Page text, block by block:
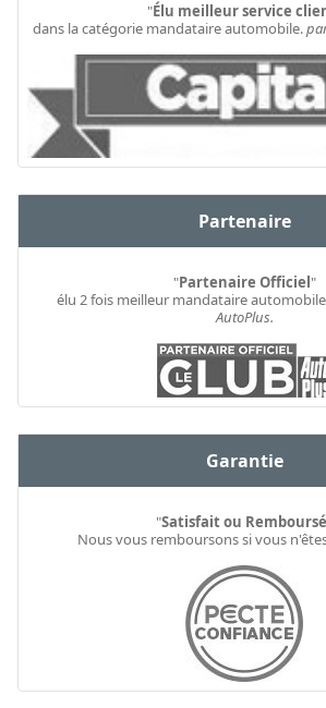
"Élu meilleur service
dans la catégorie mandataire automobile.
Partenaire
"Partenaire Officiel"
élu 2 fois meilleur mandataire
AutoPlus.
Garantie
"Satisfait ou Remboursé
Nous vous remboursons si vous